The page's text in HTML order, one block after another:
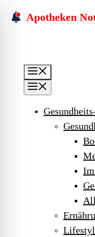
Skip
Apotheken